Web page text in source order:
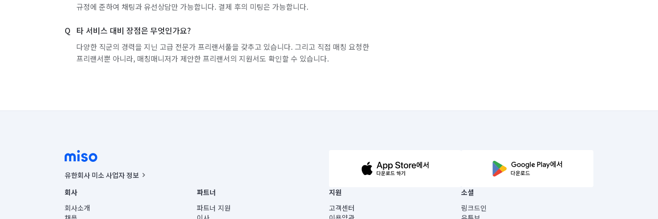
규정에 준하여 채팅과 유선상담만 가능합니다. 결제 후의 미팅은 가능합니다.
타 서비스 대비 장점은 무엇인가요?
다양한 직군의 경력을 지닌 고급 전문가 프리랜서풀을 갖추고 있습니다. 그리고 직접 매칭 요청한
프리랜서뿐 아니라, 매칭매니저가 제안한 프리랜서의 지원서도 확인할 수 있습니다.
유한회사 미소 사업자 정보
사업자등록번호 : 291-87-00271 | 인허가번호 : 2016-3220163-14-5-00019 |
통신판매신고번호 : 2024-서울종로-1400(공정거래위원회 정보) |
대표이사 : CHING VICTOR COLUMBIA RHEE
주소 | 본사: 서울특별시 종로구 율곡로 6(중학동, 트윈트리빌딩) B동 5층
회사
회사소개
파트너
파트너 지원
지원
고객센터
소셜
링크드인